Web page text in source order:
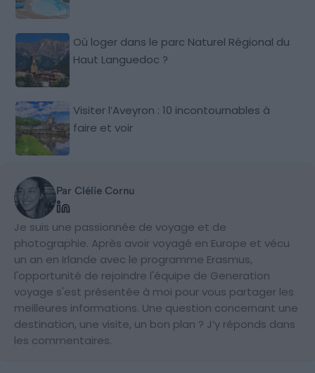
Où loger dans le parc Naturel Régional du
Haut Languedoc ?
Visiter l’Aveyron : 10 incontournables à
faire et voir
Par Clélie Cornu
Je suis une passionnée de voyage et de
photographie. Après avoir voyagé en Europe et vécu
un an en Irlande avec le programme Erasmus,
l'opportunité de rejoindre l'équipe de Generation
voyage s'est présentée à moi pour vous partager les
meilleures informations. Une question concernant une
destination, une visite, un bon plan ? J’y réponds dans
les commentaires.